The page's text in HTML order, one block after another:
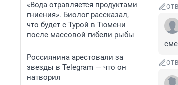
«Вода отравляется продуктами
гниения». Биолог рассказал,
что будет с Турой в Тюмени
после массовой гибели рыбы
Россиянина арестовали за
звезды в Telegram — что он
натворил